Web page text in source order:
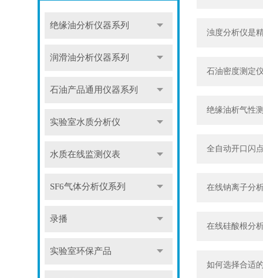
绝缘油分析仪器系列
润滑油分析仪器系列
石油产品通用仪器系列
实验室水质分析仪
水质在线监测仪表
SF6气体分析仪系列
录播
实验室环保产品
浊度分析仪是
石油密度测定
绝缘油析气性
全自动开口闪
在线钠离子分
在线硅酸根分
如何选择合适